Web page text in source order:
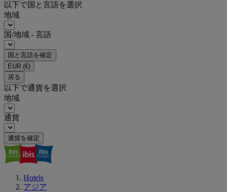
以下で国と言語を選択
地域
国/地域 - 言語
国と言語を確定
EUR (€)
戻る
以下で通貨を選択
地域
通貨
通貨を確定
Hotels
アジア